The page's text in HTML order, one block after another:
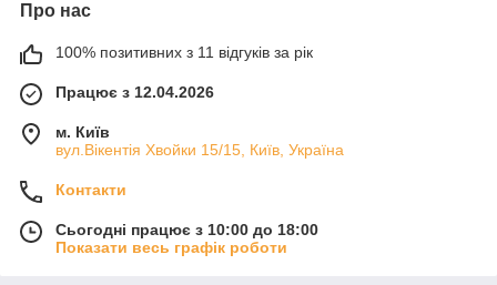
Про нас
100% позитивних з 11 відгуків за рік
Працює з 12.04.2026
м. Київ
вул.Вікентія Хвойки 15/15, Київ, Україна
Контакти
Сьогодні працює з 10:00 до 18:00
Показати весь графік роботи